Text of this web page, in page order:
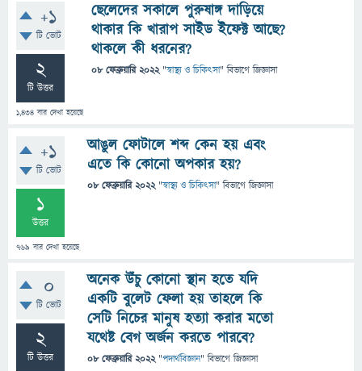
+1
টি ভোট
2
টি উত্তর
1,434 বার দেখা হয়েছে
ছেলেদের সকালে পুরুষাঙ্গ দাড়িয়ে
থাকার কি খারাপ সাইড ইফেক্ট আছে?
থাকলে কী ধরনের?
08 ফেব্রুয়ারি 2022 "স্বাস্থ্য ও চিকিৎসা" বিভাগে জিজ্ঞাসা
+1
টি ভোট
1
উত্তর
769 বার দেখা হয়েছে
আঙুল ফোটালে শব্দ কেন হয় এবং
এতে কি কোনো অপকার হয়?
08 ফেব্রুয়ারি 2022 "স্বাস্থ্য ও চিকিৎসা" বিভাগে জিজ্ঞাসা
0
টি ভোট
2
টি উত্তর
অনেক উঁচু কোনো স্থান হতে যদি
একটি বুলেট ফেলা হয় তাহলে কি
সেটি নিচের মানুষ হত্যা করার মতো
যথেষ্ট বেগ অর্জন করতে পারবে?
08 ফেব্রুয়ারি 2022 "পদার্থবিজ্ঞান" বিভাগে জিজ্ঞাসা